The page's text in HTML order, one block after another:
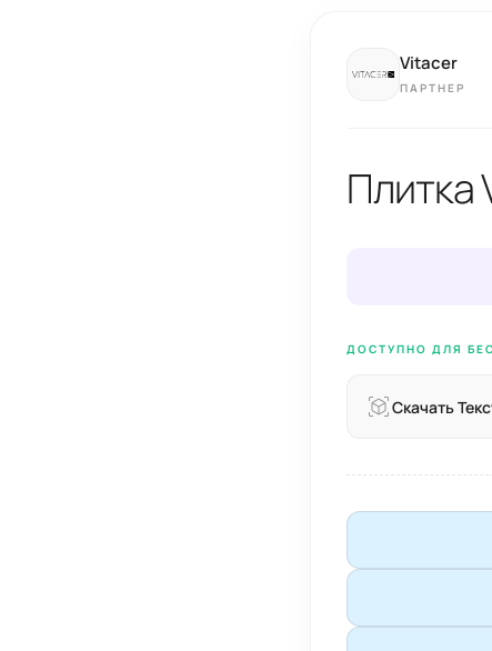
Vitacer
ПАРТНЕР
Плитка
ДОСТУПНО ДЛЯ
Скачать